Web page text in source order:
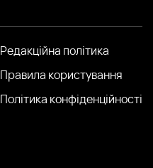
Редакційна політика
Правила користування
Політика конфіденційності